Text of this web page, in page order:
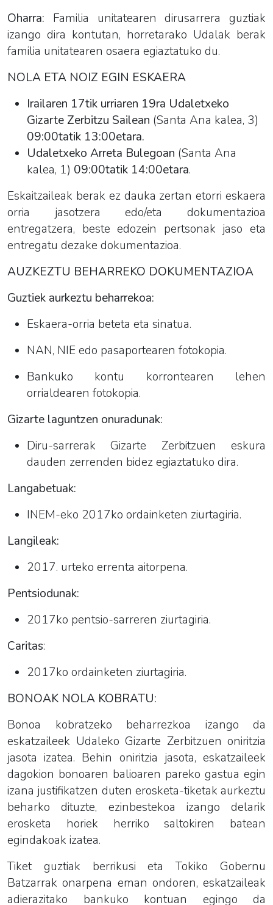
Oharra: Familia unitatearen dirusarrera guztiak
izango dira kontutan, horretarako Udalak berak
familia unitatearen osaera egiaztatuko du.
NOLA ETA NOIZ EGIN ESKAERA
Irailaren 17tik urriaren 19ra Udaletxeko
Gizarte Zerbitzu Sailean (Santa Ana kalea, 3)
09:00tatik 13:00etara.
Udaletxeko Arreta Bulegoan (Santa Ana
kalea, 1) 09:00tatik 14:00etara.
Eskaitzaileak berak ez dauka zertan etorri eskaera
orria jasotzera edo/eta dokumentazioa
entregatzera, beste edozein pertsonak jaso eta
entregatu dezake dokumentazioa.
AUZKEZTU BEHARREKO DOKUMENTAZIOA
Guztiek aurkeztu beharrekoa:
Eskaera-orria beteta eta sinatua.
NAN, NIE edo pasaportearen fotokopia.
Bankuko kontu korrontearen lehen
orrialdearen fotokopia.
Gizarte laguntzen onuradunak:
Diru-sarrerak Gizarte Zerbitzuen eskura
dauden zerrenden bidez egiaztatuko dira.
Langabetuak:
INEM-eko 2017ko ordainketen ziurtagiria.
Langileak:
2017. urteko errenta aitorpena.
Pentsiodunak:
2017ko pentsio-sarreren ziurtagiria.
Caritas:
2017ko ordainketen ziurtagiria.
BONOAK NOLA KOBRATU:
Bonoa kobratzeko beharrezkoa izango da
eskatzaileek Udaleko Gizarte Zerbitzuen oniritzia
jasota izatea. Behin oniritzia jasota, eskatzaileek
dagokion bonoaren balioaren pareko gastua egin
izana justifikatzen duten erosketa-tiketak aurkeztu
beharko dituzte, ezinbestekoa izango delarik
erosketa horiek herriko saltokiren batean
egindakoak izatea.
Tiket guztiak berrikusi eta Tokiko Gobernu
Batzarrak onarpena eman ondoren, eskatzaileak
adierazitako bankuko kontuan egingo da